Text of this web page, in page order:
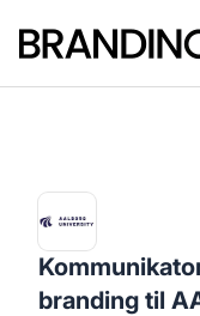
Branding Jobs
branding til